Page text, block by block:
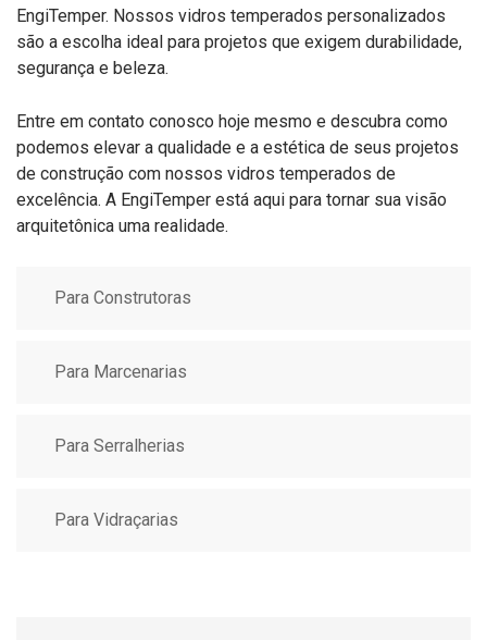
Para Construtoras
Para Marcenarias
Para Serralherias
Para Vidraçarias
EngiTemper. Nossos vidros temperados personalizados
são a escolha ideal para projetos que exigem durabilidade,
segurança e beleza.
Entre em contato conosco hoje mesmo e descubra como
podemos elevar a qualidade e a estética de seus projetos
de construção com nossos vidros temperados de
excelência. A EngiTemper está aqui para tornar sua visão
arquitetônica uma realidade.